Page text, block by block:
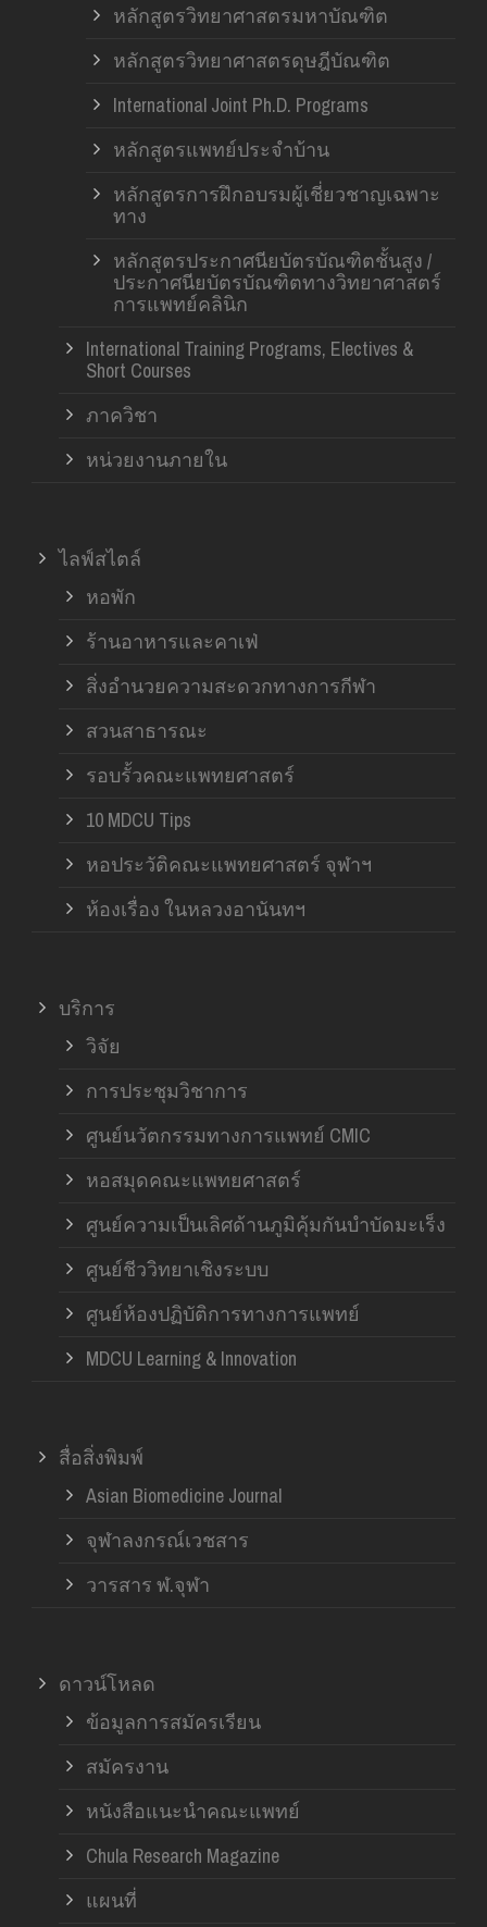
หลักสูตรวิทยาศาสตรมหาบัณฑิต
หลักสูตรวิทยาศาสตรดุษฎีบัณฑิต
International Joint Ph.D. Programs
หลักสูตรแพทย์ประจำบ้าน
หลักสูตรการฝึกอบรมผู้เชี่ยวชาญเฉพาะ
ทาง
หลักสูตรประกาศนียบัตรบัณฑิตชั้นสูง /
ประกาศนียบัตรบัณฑิตทางวิทยาศาสตร์
การแพทย์คลินิก
International Training Programs, Electives &
Short Courses
ภาควิชา
หน่วยงานภายใน
ไลฟ์สไตล์
หอพัก
ร้านอาหารและคาเฟ่
สิ่งอำนวยความสะดวกทางการกีฬา
สวนสาธารณะ
รอบรั้วคณะแพทยศาสตร์
10 MDCU Tips
หอประวัติคณะแพทยศาสตร์ จุฬาฯ
ห้องเรื่อง ในหลวงอานันทฯ
บริการ
วิจัย
การประชุมวิชาการ
ศูนย์นวัตกรรมทางการแพทย์ CMIC
หอสมุดคณะแพทยศาสตร์
ศูนย์ความเป็นเลิศด้านภูมิคุ้มกันบำบัดมะเร็ง
ศูนย์ชีววิทยาเชิงระบบ
ศูนย์ห้องปฏิบัติการทางการแพทย์
MDCU Learning & Innovation
สื่อสิ่งพิมพ์
Asian Biomedicine Journal
จุฬาลงกรณ์เวชสาร
วารสาร ฬ.จุฬา
ดาวน์โหลด
ข้อมูลการสมัครเรียน
สมัครงาน
หนังสือแนะนำคณะแพทย์
Chula Research Magazine
แผนที่